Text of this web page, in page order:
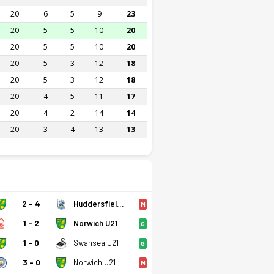
20
6 5 9
23
20
5 5 10
20
20
5 5 10
20
20
5 3 12
18
20
5 3 12
18
20
4 5 11
17
20
4 2 14
14
20
3 4 13 13
2 - 4 Huddersfield U21 M
1 - 2 Norwich U21 G
1 - 0 Swansea U21 G
3 - 0 Norwich U21 M